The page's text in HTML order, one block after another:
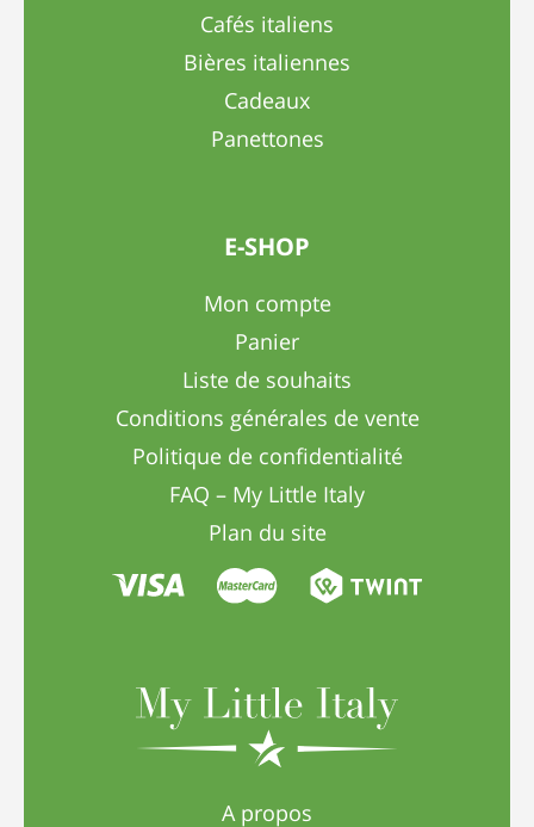
Cafés italiens
Bières italiennes
Cadeaux
Panettones
E-SHOP
Mon compte
Panier
Liste de souhaits
Conditions générales de vente
Politique de confidentialité
FAQ – My Little Italy
Plan du site
A propos